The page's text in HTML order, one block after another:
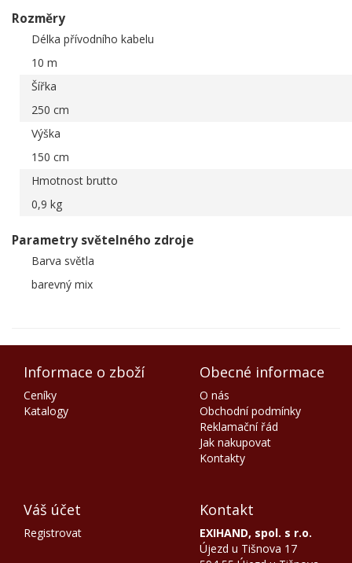
Rozměry
Délka přívodního kabelu
10 m
Šířka
250 cm
Výška
150 cm
Hmotnost brutto
0,9 kg
Parametry světelného zdroje
Barva světla
barevný mix
Informace o zboží
Ceníky
Katalogy
Obecné informace
O nás
Obchodní podmínky
Reklamační řád
Jak nakupovat
Kontakty
Váš účet
Registrovat
Kontakt
EXIHAND, spol. s r.o.
Újezd u Tišnova 17